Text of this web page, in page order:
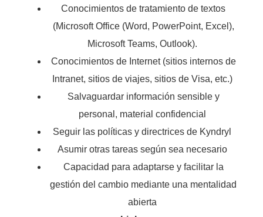
Conocimientos de tratamiento de textos
(Microsoft Office (Word, PowerPoint, Excel),
Microsoft Teams, Outlook).
Conocimientos de Internet (sitios internos de
Intranet, sitios de viajes, sitios de Visa, etc.)
Salvaguardar información sensible y
personal, material confidencial
Seguir las políticas y directrices de Kyndryl
Asumir otras tareas según sea necesario
Capacidad para adaptarse y facilitar la
gestión del cambio mediante una mentalidad
abierta